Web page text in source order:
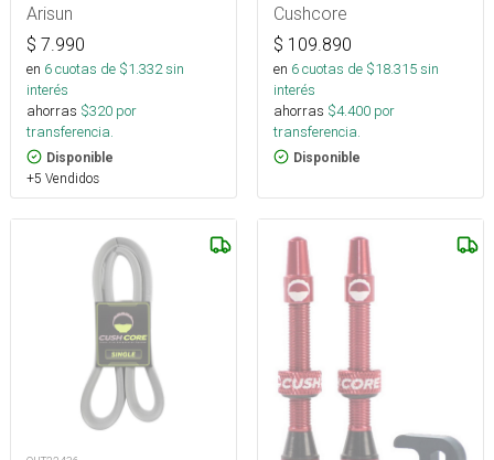
Arisun
$ 7.990
en 6cuotas de $1.332sin
interés
ahorras $320 por
transferencia.
Disponible
+5 Vendidos
Cushcore
$ 109.890
en 6cuotas de $18.315sin
interés
ahorras $4.400 por
transferencia.
Disponible